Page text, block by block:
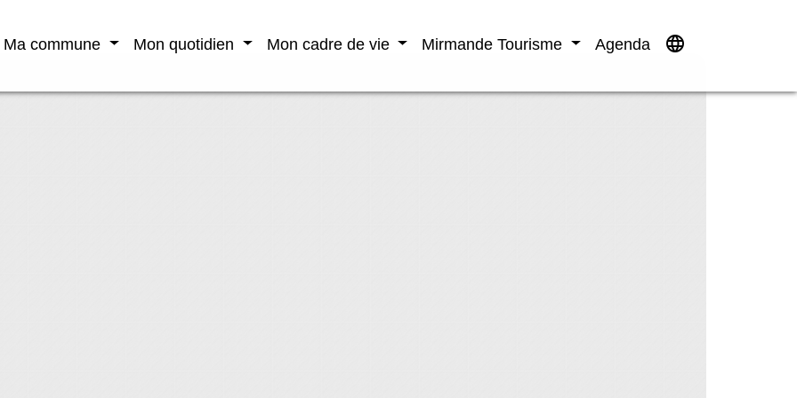
Ma commune Mon quotidien Mon cadre de vie Mirmande Tourisme Agenda language